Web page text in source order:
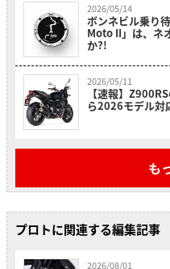
2026/05/14
ボンネビル乗り
Moto II」は、ネ
か?!
2026/05/11
【速報】
ら2026モデル対
も
プロトに関連する編集記事
2026/08/01